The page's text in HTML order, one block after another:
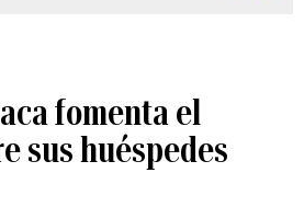
fomenta el
sus huéspedes